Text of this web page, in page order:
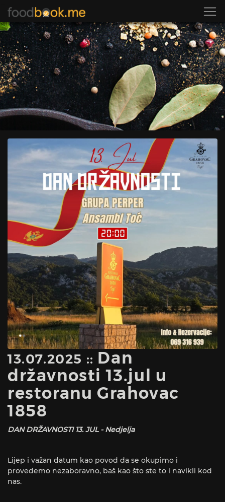
13.07.2025 :: Dan
državnosti 13.jul u
restoranu Grahovac
1858
DAN DRŽAVNOSTI 13. JUL - Nedjelja
Lijep i važan datum kao povod da se okupimo i
provedemo nezaboravno, baš kao što ste to i navikli kod
nas.